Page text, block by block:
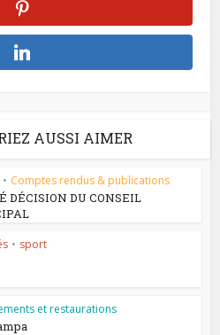
AUSSI AIMER
• Comptes rendus & publications
DÉCISION DU CONSEIL
• sport
et restaurations